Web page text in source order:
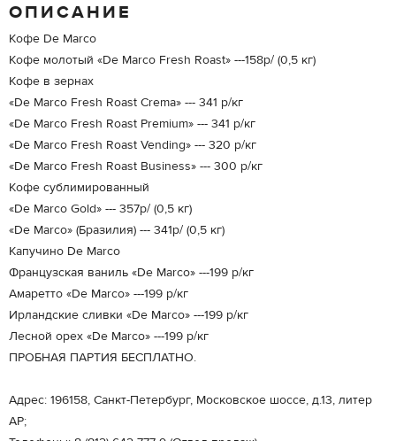
ОПИСАНИЕ
Кофе De Marco
Кофе молотый «De Marco Fresh Roast» ---158р/ (0,5 кг)
Кофе в зернах
«De Marco Fresh Roast Crema» --- 341 р/кг
«De Marco Fresh Roast Premium» --- 341 р/кг
«De Marco Fresh Roast Vending» --- 320 р/кг
«De Marco Fresh Roast Business» --- 300 р/кг
Кофе сублимированный
«De Marco Gold» --- 357р/ (0,5 кг)
«De Marco» (Бразилия) --- 341р/ (0,5 кг)
Капучино De Marco
Французская ваниль «De Marco» ---199 р/кг
Амаретто «De Marco» ---199 р/кг
Ирландские сливки «De Marco» ---199 р/кг
Лесной орех «De Marco» ---199 р/кг
ПРОБНАЯ ПАРТИЯ БЕСПЛАТНО.
Адрес: 196158, Санкт-Петербург, Московское шоссе, д.13, литер
АР;